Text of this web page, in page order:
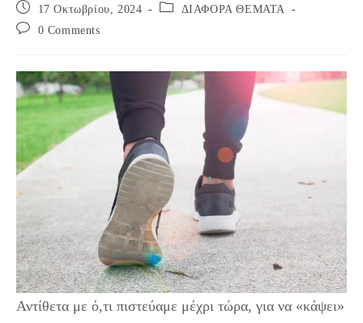
Post
published:
17 Οκτωβρίου, 2024
Post
ΔΙΑΦΟΡΑ ΘΕΜΑΤΑ
Post
0 Comments
Αντίθετα με ό,τι πιστεύαμε μέχρι τώρα, για να «κάψει»